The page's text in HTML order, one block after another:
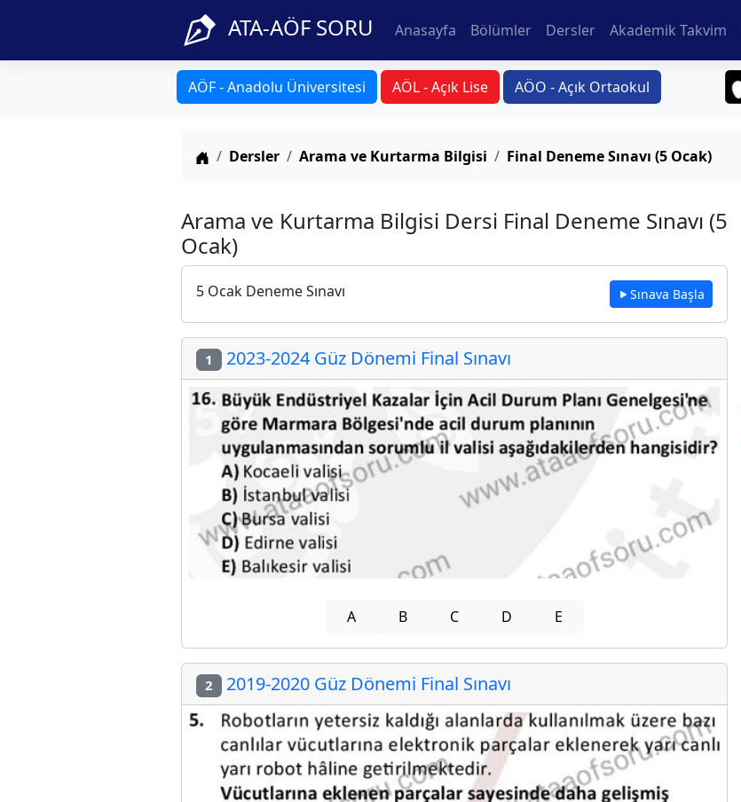
ATA-AÖF SORU Anasayfa Bölümler Dersler Akademik Takvim
AÖF - Anadolu Üniversitesi AÖL - Açık Lise AÖO - Açık Ortaokul
Anasayfa
Dersler Arama ve Kurtarma Bilgisi Final Deneme Sınavı (5 Ocak)
Arama ve Kurtarma Bilgisi Dersi Final Deneme Sınavı (5
Ocak)
5 Ocak Deneme Sınavı Sınava Başla
1 2023-2024 Güz Dönemi Final Sınavı
A B C D E
2 2019-2020 Güz Dönemi Final Sınavı